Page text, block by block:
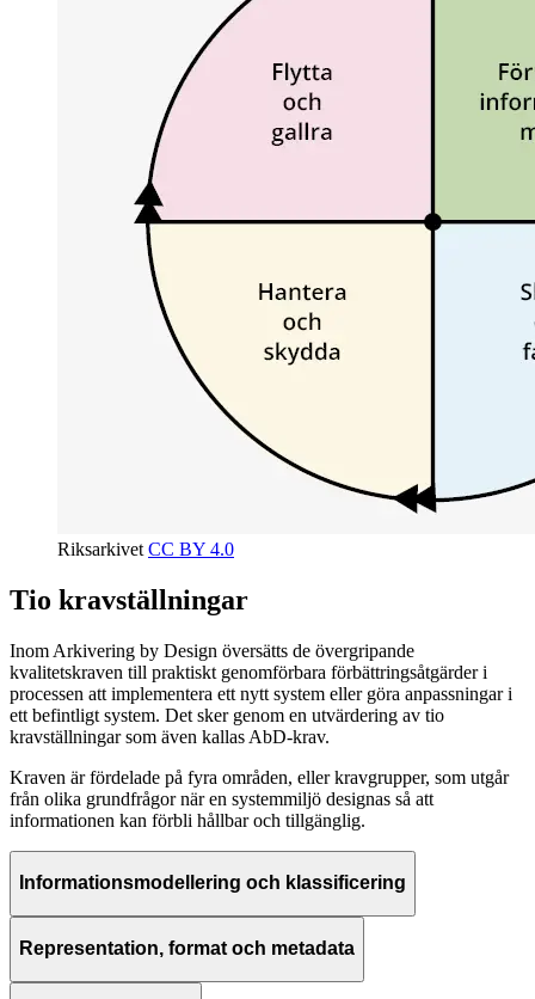
Riksarkivet CC BY 4.0
Tio kravställningar
Inom Arkivering by Design översätts de övergripande
kvalitetskraven till praktiskt genomförbara förbättringsåtgärder i
processen att implementera ett nytt system eller göra anpassningar i
ett befintligt system. Det sker genom en utvärdering av tio
kravställningar som även kallas AbD-krav.
Kraven är fördelade på fyra områden, eller kravgrupper, som utgår
från olika grundfrågor när en systemmiljö designas så att
informationen kan förbli hållbar och tillgänglig.
Informationsmodellering och klassificering
Representation, format och metadata